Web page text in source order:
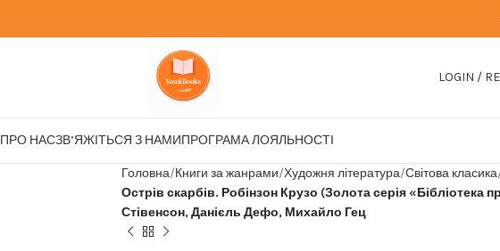
LOGIN /
ПРО НАСЗВ’ЯЖІТЬСЯ З НАМИПРОГРАМА ЛОЯЛЬНОСТІ
Головна Книги за жанрами Художня література Світова класика
Острів скарбів. Робінзон Крузо (Золота серія «Бібліотека
Стівенсон, Данієль Дефо, Михайло Гец